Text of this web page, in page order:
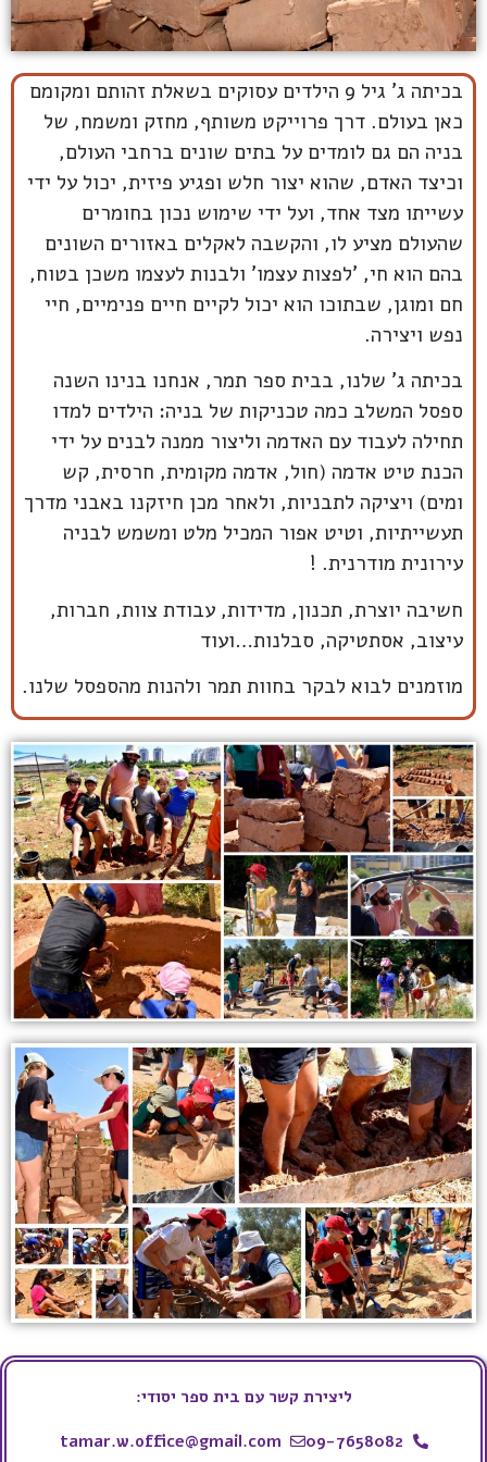
בכיתה ג' גיל 9 הילדים עסוקים בשאלת זהותם ומקומם
כאן בעולם. דרך פרוייקט משותף, מחזק ומשמח, של
בניה הם גם לומדים על בתים שונים ברחבי העולם,
וכיצד האדם, שהוא יצור חלש ופגיע פיזית, יכול על ידי
עשייתו מצד אחד, ועל ידי שימוש נכון בחומרים
שהעולם מציע לו, והקשבה לאקלים באזורים השונים
בהם הוא חי, 'לפצות עצמו' ולבנות לעצמו משכן בטוח,
חם ומוגן, שבתוכו הוא יכול לקיים חיים פנימיים, חיי
נפש ויצירה.
בכיתה ג' שלנו, בבית ספר תמר, אנחנו בנינו השנה
ספסל המשלב כמה טכניקות של בניה: הילדים למדו
תחילה לעבוד עם האדמה וליצור ממנה לבנים על ידי
הכנת טיט אדמה (חול, אדמה מקומית, חרסית, קש
ומים) ויציקה לתבניות, ולאחר מכן חיזקנו באבני מדרך
תעשייתיות, וטיט אפור המכיל מלט ומשמש לבניה
עירונית מודרנית. !
חשיבה יוצרת, תכנון, מדידות, עבודת צוות, חברות,
עיצוב, אסתטיקה, סבלנות…ועוד
מוזמנים לבוא לבקר בחוות תמר ולהנות מהספסל שלנו.
ליצירת קשר עם בית ספר יסודי:
09-7658082
tamar.w.office@gmail.com